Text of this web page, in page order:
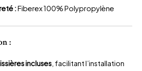
:Fiberex 100% Polypropylène
:
incluses, facilitant l’installation